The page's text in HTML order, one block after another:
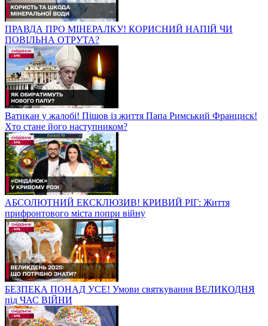
ПРАВДА ПРО МІНЕРАЛКУ! КОРИСНИЙ НАПІЙ ЧИ
ПОВІЛЬНА ОТРУТА?
Ватикан у жалобі! Пішов із життя Папа Римський Франциск!
Хто стане його наступником?
АБСОЛЮТНИЙ ЕКСКЛЮЗИВ! КРИВИЙ РІГ: Життя
прифронтового міста попри війну
БЕЗПЕКА ПОНАД УСЕ! Умови святкування ВЕЛИКОДНЯ
під ЧАС ВІЙНИ